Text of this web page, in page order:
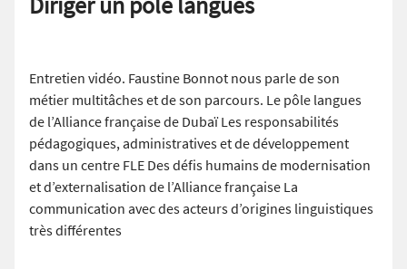
Entretien vidéo. Faustine Bonnot nous parle de son
métier multitâches et de son parcours. Le pôle langues
de l’Alliance française de Dubaï Les responsabilités
pédagogiques, administratives et de développement
dans un centre FLE Des défis humains de modernisation
et d’externalisation de l’Alliance française La
communication avec des acteurs d’origines linguistiques
très différentes